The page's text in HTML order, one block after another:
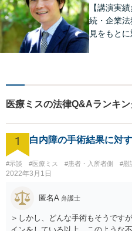
【講演実
続・企業
見をもと
り】負債
立ての実
【青葉台駅
在籍】
医療ミスの法律Q&Aランキン
1 白内障の手術結果に対
#示談 #医療ミス #患者・入所者側 #慰
2022年3月1日
匿名A 弁護士
＞しかし、どんな手術もそうです
インをしている以上、このような